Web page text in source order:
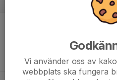
v.29
Vi använder oss av
webbplats ska fungera